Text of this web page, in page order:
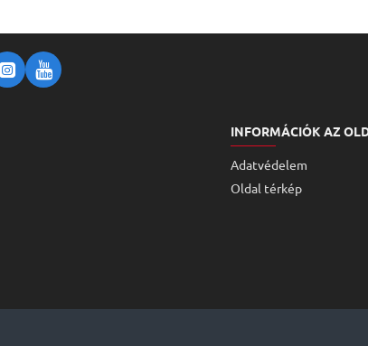
INFORMÁCIÓK AZ
Adatvédelem
Oldal térkép